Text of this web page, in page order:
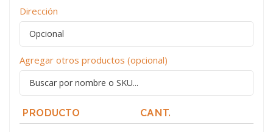
Dirección
Agregar otros productos (opcional)
PRODUCTO CANT.